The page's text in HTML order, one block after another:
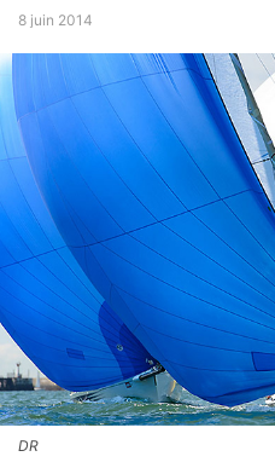
8 juin 2014
DR